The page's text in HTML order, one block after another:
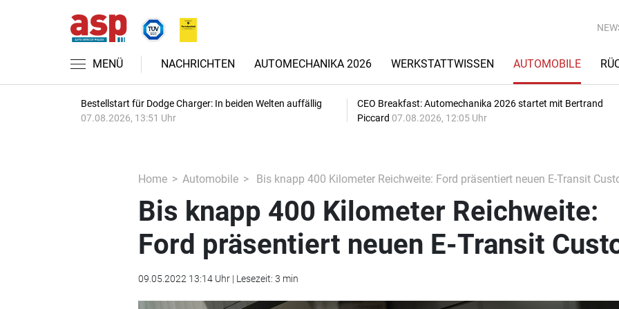
MENÜ NACHRICHTEN AUTOMECHANIKA 2026 WERKSTATTWISSEN AUTOMOBILE
Bestellstart für Dodge Charger: In beiden Welten auffällig
07.08.2026, 13:51 Uhr
CEO Breakfast: Automechanika 2026 startet mit Bertrand
Piccard 07.08.2026, 12:05 Uhr
Home Automobile Bis knapp 400 Kilometer Reichweite: Ford präsentiert neuen E-Transit
Bis knapp 400 Kilometer Reichweite:
Ford präsentiert neuen E-Transit
09.05.2022 13:14 Uhr | Lesezeit: 3 min